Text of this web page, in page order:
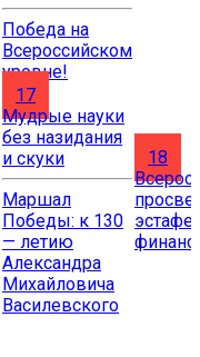
Победа на
Всероссийском
уровне!
17
Мудрые науки
без назидания
и скуки
Маршал
Победы: к 130
— летию
Александра
Михайловича
Василевского
18